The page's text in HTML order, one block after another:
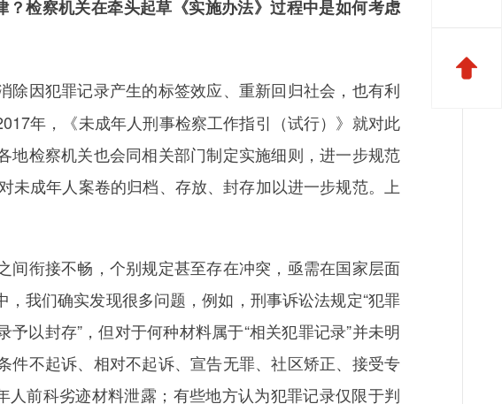
检察机关在牵头起草《实施办法》过程中是如何考虑
因犯罪记录产生的标签效应、重新回归社会，也有利
年，《未成年人刑事检察工作指引（试行）》就对此
检察机关也会同相关部门制定实施细则，进一步规范
未成年人案卷的归档、存放、封存加以进一步规范。上
衔接不畅，个别规定甚至存在冲突，亟需在国家层面
我们确实发现很多问题，例如，刑事诉讼法规定“犯罪
以封存”，但对于何种材料属于“相关犯罪记录”并未明
不起诉、相对不起诉、宣告无罪、社区矫正、接受专
前科劣迹材料泄露；有些地方认为犯罪记录仅限于判